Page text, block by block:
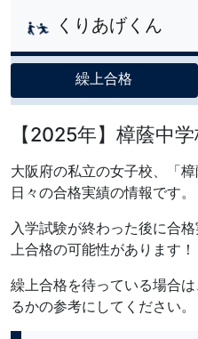
くりあげくん
繰上合格
【2025年】樟蔭中
大阪府の私立の女子校、「
日々の合格実績の情報です。
入学試験が終わった後に合
上合格の可能性があります！
繰上合格を待っている場合
るかの参考にしてください。